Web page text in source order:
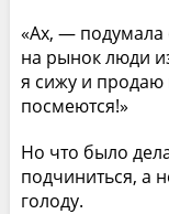
«Ах, — подумала
на рынок люди
я сижу и продаю
посмеются!»
Но что было
подчиниться, а
голоду.